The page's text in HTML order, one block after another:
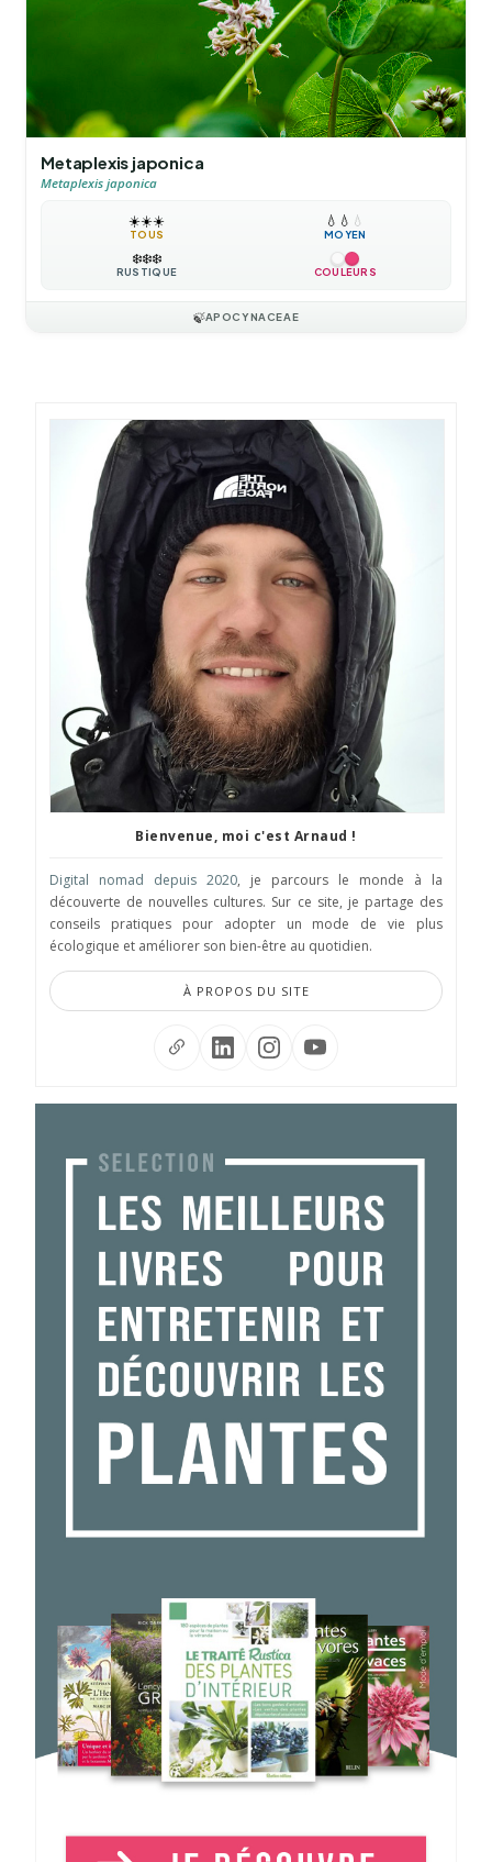
Metaplexis japonica
Metaplexis japonica
☀️☀️☀️
TOUS
💧 💧 💧
MOYEN
❄️❄️❄️
RUSTIQUE COULEURS
🍃APOCYNACEAE
Bienvenue, moi c'est Arnaud !
Digital nomad depuis 2020, je parcours le monde à la
découverte de nouvelles cultures. Sur ce site, je partage des
conseils pratiques pour adopter un mode de vie plus
écologique et améliorer son bien-être au quotidien.
À PROPOS DU SITE